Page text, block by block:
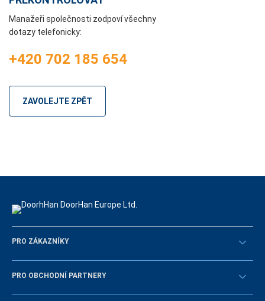
Manažeři společnosti zodpoví všechny
dotazy telefonicky:
+420 702 185 654
ZAVOLEJTE ZPĚT
PRO ZÁKAZNÍKY
Překontrolovat
PRO OBCHODNÍ PARTNERY
STAŇTE SE OBCHODNÍM PARTNEREM